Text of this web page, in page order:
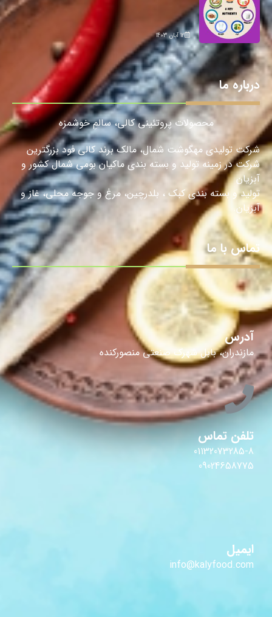
12 آبان 1403
درباره ما
محصولات پروتئینی کالی، سالمِ خوشمزه
شرکت تولیدی مهگوشت شمال، مالک برند کالی فود بزرگترین
شرکت در زمینه تولید و بسته بندی ماکیان بومی شمال کشور و
آبزیان
تولید و بسته بندی کبک ، بلدرچین، مرغ و جوجه محلی، غاز و
آبزیان.
تماس با ما
آدرس
مازندران، بابل شهرک صنعتی منصورکنده
تلفن تماس
01132073285-8
09024658775
ایمیل
info@kalyfood.com